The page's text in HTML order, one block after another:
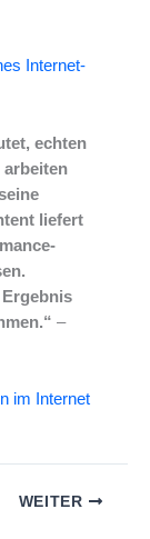
Internet-
echten
arbeiten
liefert
–
im Internet
WEITER